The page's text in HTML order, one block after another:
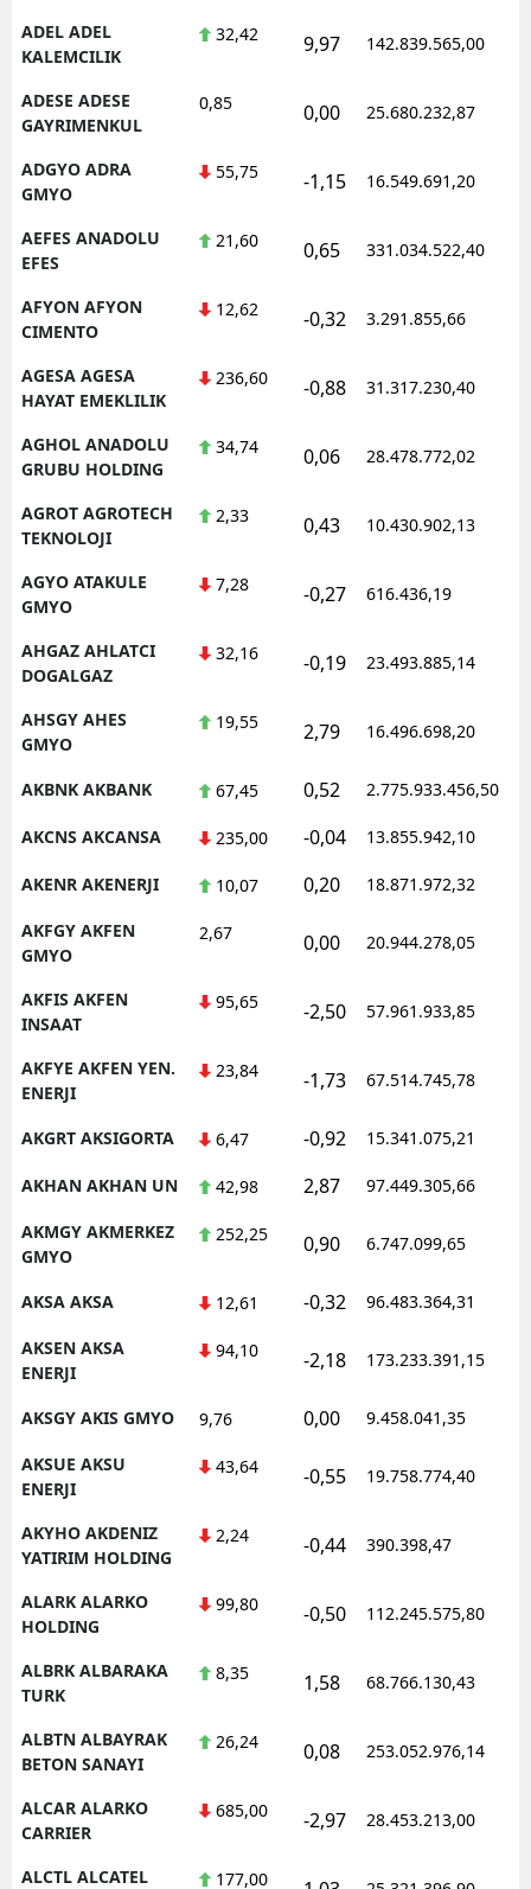
ADEL ADEL
KALEMCILIK
32,42 9,97 142.839.565,00
ADESE ADESE
GAYRIMENKUL
0,85 0,00 25.680.232,87
ADGYO ADRA
GMYO
55,75 -1,15 16.549.691,20
AEFES ANADOLU
EFES
21,60 0,65 331.034.522,40
AFYON AFYON
CIMENTO
12,62 -0,32 3.291.855,66
AGESA AGESA
HAYAT EMEKLILIK
236,60 -0,88 31.317.230,40
AGHOL ANADOLU
GRUBU HOLDING
34,74 0,06 28.478.772,02
AGROT AGROTECH
TEKNOLOJI
2,33 0,43 10.430.902,13
AGYO ATAKULE
GMYO
7,28 -0,27 616.436,19
AHGAZ AHLATCI
DOGALGAZ
32,16 -0,19 23.493.885,14
AHSGY AHES
GMYO
19,55 2,79 16.496.698,20
AKBNK AKBANK 67,45 0,52 2.775.933.456,50
AKCNS AKCANSA 235,00 -0,04 13.855.942,10
AKENR AKENERJI 10,07 0,20 18.871.972,32
AKFGY AKFEN
GMYO
2,67 0,00 20.944.278,05
AKFIS AKFEN
INSAAT
95,65 -2,50 57.961.933,85
AKFYE AKFEN YEN.
ENERJI
23,84 -1,73 67.514.745,78
AKGRT AKSIGORTA 6,47 -0,92 15.341.075,21
AKHAN AKHAN UN 42,98 2,87 97.449.305,66
AKMGY AKMERKEZ
GMYO
252,25 0,90 6.747.099,65
AKSA AKSA 12,61 -0,32 96.483.364,31
AKSEN AKSA
ENERJI
94,10 -2,18 173.233.391,15
AKSGY AKIS GMYO 9,76 0,00 9.458.041,35
AKSUE AKSU
ENERJI
43,64 -0,55 19.758.774,40
AKYHO AKDENIZ
YATIRIM HOLDING
2,24 -0,44 390.398,47
ALARK ALARKO
HOLDING
99,80 -0,50 112.245.575,80
ALBRK ALBARAKA
TURK
8,35 1,58 68.766.130,43
ALBTN ALBAYRAK
BETON SANAYI
26,24 0,08 253.052.976,14
ALCAR ALARKO
CARRIER
685,00 -2,97 28.453.213,00
ALCTL ALCATEL 177,00